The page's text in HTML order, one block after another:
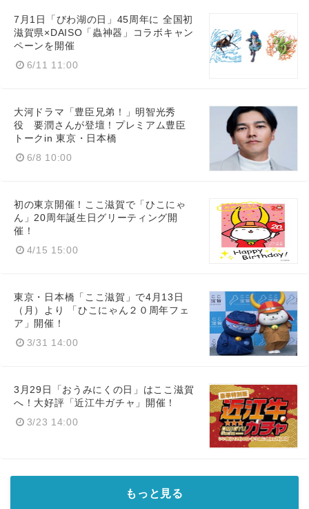
7月1日「びわ湖の日」45周年に 全国初
滋賀県×DAISO「蟲神器」コラボキャン
ペーンを開催
6/11 11:00
大河ドラマ「豊臣兄弟！」明智光秀
役 要潤さんが登壇！プレミアム豊臣
トークin 東京・日本橋
6/8 10:00
初の東京開催！ここ滋賀で「ひこにゃ
ん」20周年誕生日グリーティング開
催！
4/15 15:00
東京・日本橋「ここ滋賀」で4月13日
（月）より 「ひこにゃん２０周年フェ
ア」開催！
3/31 14:00
3月29日「おうみにくの日」はここ滋賀
へ！大好評「近江牛ガチャ」開催！
3/23 14:00
もっと見る